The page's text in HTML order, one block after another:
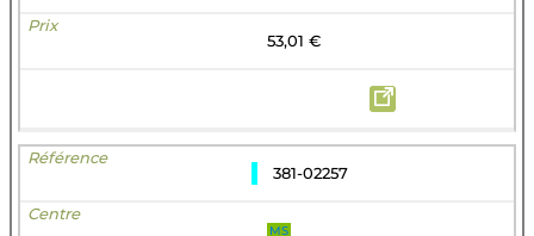
53,01 €
381-02257
MS